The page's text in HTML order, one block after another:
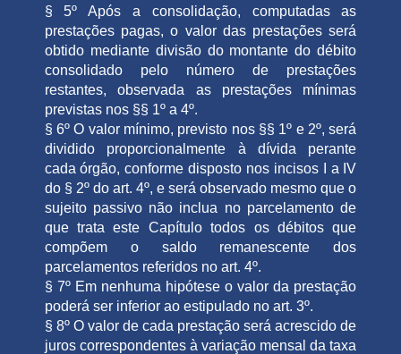
§ 5º Após a consolidação, computadas as
prestações pagas, o valor das prestações será
obtido mediante divisão do montante do débito
consolidado pelo número de prestações
restantes, observada as prestações mínimas
previstas nos §§ 1º a 4º.
§ 6º O valor mínimo, previsto nos §§ 1º e 2º, será
dividido proporcionalmente à dívida perante
cada órgão, conforme disposto nos incisos I a IV
do § 2º do art. 4º, e será observado mesmo que o
sujeito passivo não inclua no parcelamento de
que trata este Capítulo todos os débitos que
compõem o saldo remanescente dos
parcelamentos referidos no art. 4º.
§ 7º Em nenhuma hipótese o valor da prestação
poderá ser inferior ao estipulado no art. 3º.
§ 8º O valor de cada prestação será acrescido de
juros correspondentes à variação mensal da taxa